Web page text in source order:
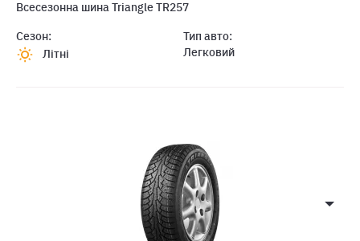
Всесезонна шина Triangle TR257
Сезон:
Літні
Тип авто:
Легковий